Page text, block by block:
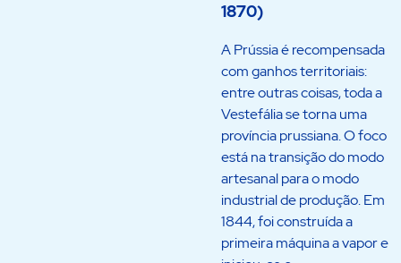
1870)
A Prússia é recompensada
com ganhos territoriais:
entre outras coisas, toda a
Vestefália se torna uma
província prussiana. O foco
está na transição do modo
artesanal para o modo
industrial de produção. Em
1844, foi construída a
primeira máquina a vapor e